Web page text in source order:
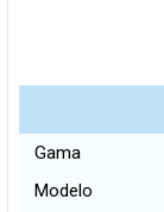
Gama
Modelo